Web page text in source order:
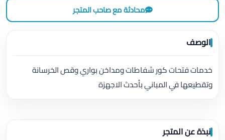
محادثة مع صاحب المتجر
الوصف
خدمات فتحات كور شفاطات ومداخن بواري وقص الخرسانة
وتقطيعها في المباني بأحدث الاجهزة
نبذة عن المتجر